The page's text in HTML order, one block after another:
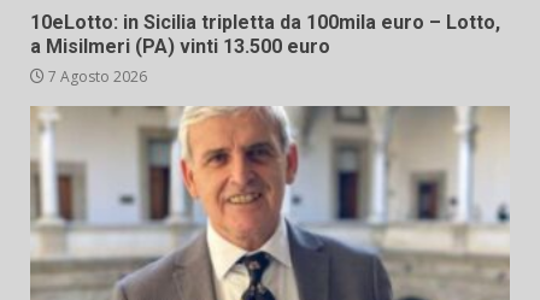
10eLotto: in Sicilia tripletta da 100mila euro – Lotto,
a Misilmeri (PA) vinti 13.500 euro
7 Agosto 2026